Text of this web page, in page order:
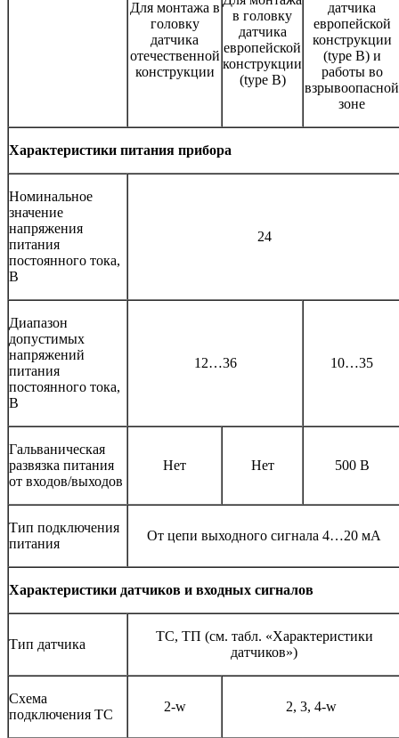
Для монтажа в
головку
датчика
отечественной
конструкции
в головку
датчика
европейской
конструкции
(type B)
датчика
европейской
конструкции
(type B) и
работы во
взрывоопасной
зоне
Характеристики питания прибора
Номинальное
значение
напряжения
питания
постоянного тока,
В
24
Диапазон
допустимых
напряжений
питания
постоянного тока,
В
12…36 10…35
Гальваническая
развязка питания
от входов/выходов
Нет Нет 500 В
Тип подключения
питания
От цепи выходного сигнала 4…20 мА
Характеристики датчиков и входных сигналов
Тип датчика
ТС, ТП (см. табл. «Характеристики
датчиков»)
Схема
подключения ТС
2-w 2, 3, 4-w